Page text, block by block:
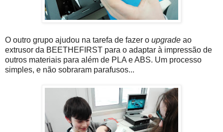
O outro grupo ajudou na tarefa de fazer o upgrade ao
extrusor da BEETHEFIRST para o adaptar à impressão de
outros materiais para além de PLA e ABS. Um processo
simples, e não sobraram parafusos...